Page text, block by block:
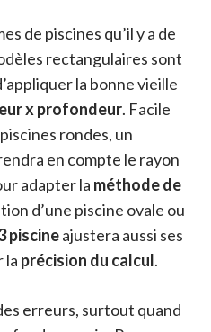
de piscines qu’il y a de
rectangulaires sont
la bonne vieille
x profondeur. Facile
rondes, un
en compte le rayon
adapter la méthode de
d’une piscine ovale ou
piscineajustera aussi ses
la précision du calcul.
erreurs, surtout quand